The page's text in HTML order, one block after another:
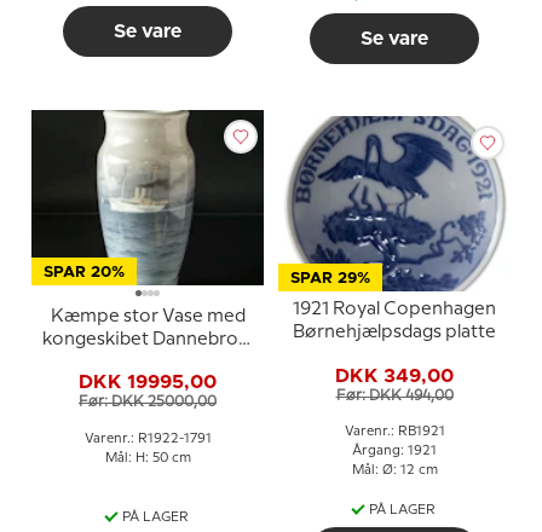
Se vare Se vare
SPAR 20%
Kæmpe stor Vase med
kongeskibet Dannebrog,
Copenhagen, Malet af
Christian Benjamin
Olsen
DKK 19995,00
Før: DKK 25000,00
Varenr.: R1922-1791
Mål: H: 50 cm
PÅ LAGER
SPAR 29%
1921 Royal Copenhagen
Børnehjælpsdags platte
DKK 349,00
Før: DKK 494,00
Varenr.: RB1921
Årgang: 1921
Mål: Ø: 12 cm
PÅ LAGER